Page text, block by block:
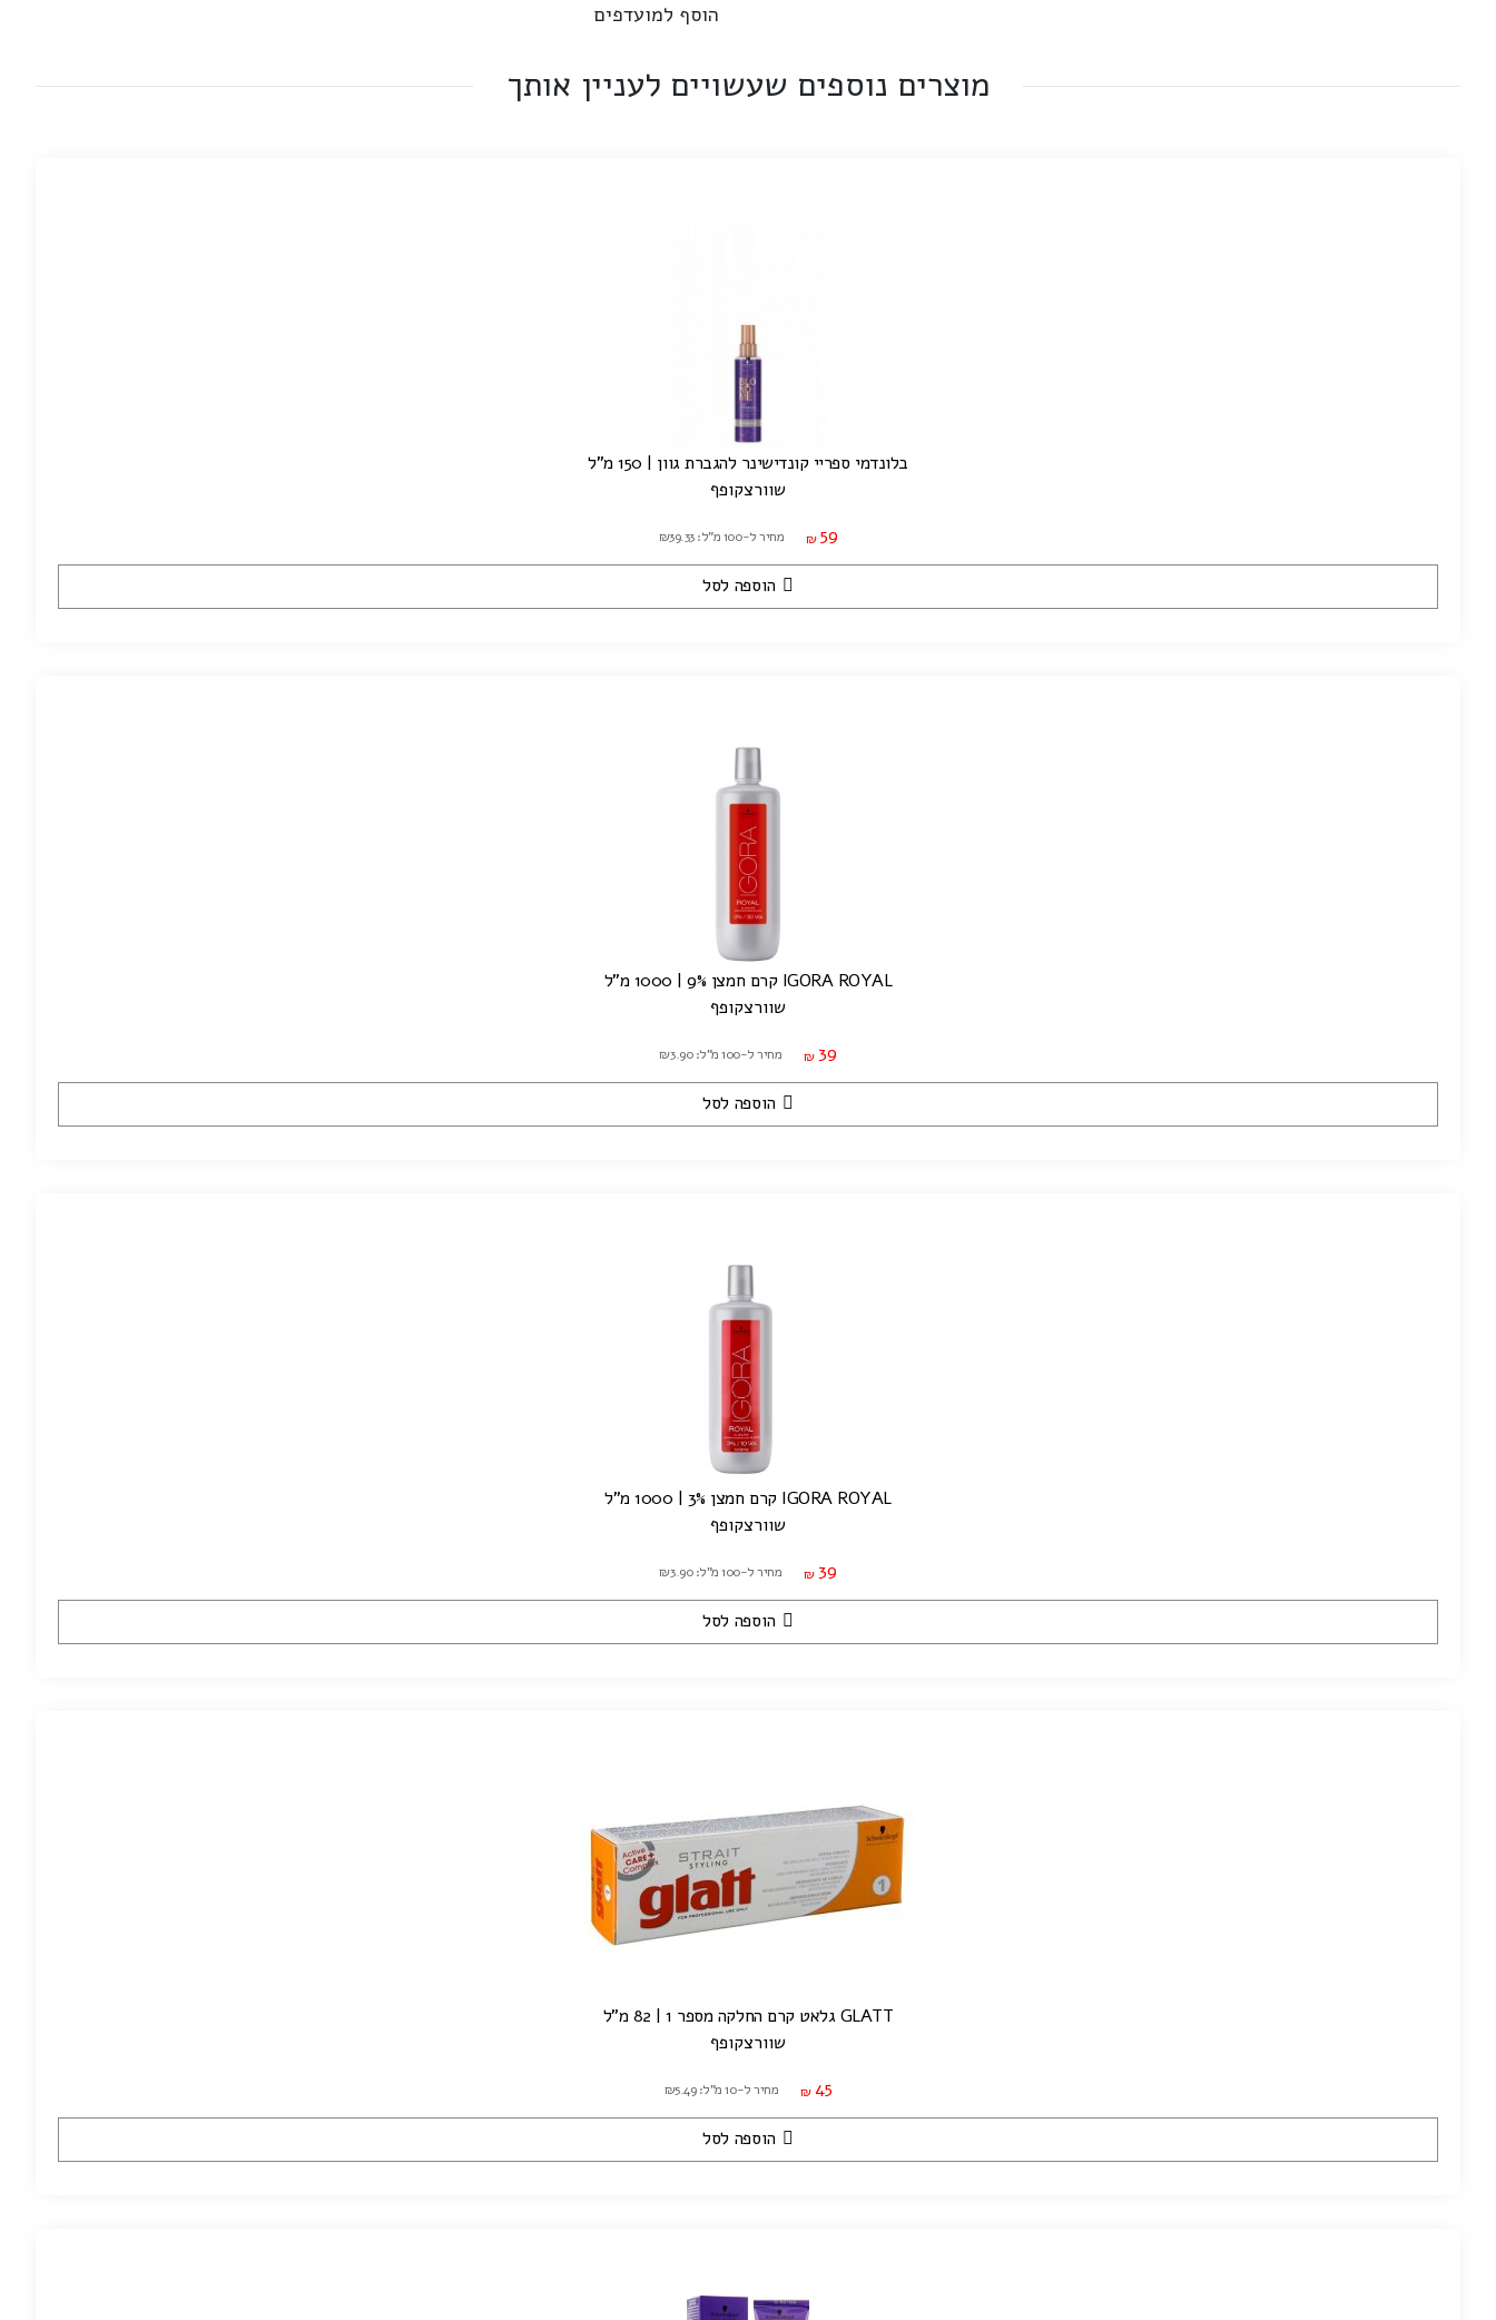
הוסף למועדפים
מוצרים נוספים שעשויים לעניין אותך
בלונדמי ספריי קונדישינר להגברת גוון | 150 מ"ל
שוורצקופף
₪ 59 מחיר ל-100 מ"ל: ₪39.33
הוספה לסל
IGORA ROYAL קרם חמצן 9% | 1000 מ"ל
שוורצקופף
₪ 39 מחיר ל-100 מ"ל: ₪3.90
הוספה לסל
IGORA ROYAL קרם חמצן 3% | 1000 מ"ל
שוורצקופף
₪ 39 מחיר ל-100 מ"ל: ₪3.90
הוספה לסל
GLATT גלאט קרם החלקה מספר 1 | 82 מ"ל
שוורצקופף
₪ 45 מחיר ל-10 מ"ל: ₪5.49
הוספה לסל